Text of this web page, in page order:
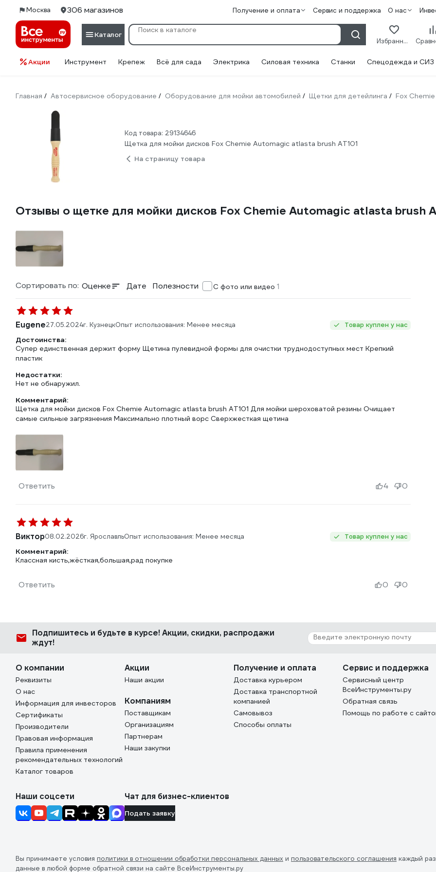
Москва 306 магазинов Получение и оплата Сервис и поддержка О нас
Каталог
Избранное
Акции Инструмент Крепеж Всё для сада Электрика Силовая техника Станки Спецодежда и СИЗ
Главная / Автосервисное оборудование / Оборудование для мойки автомобилей / Щетки для детейлинга / Fox Chemie
Код товара: 29134646
Щетка для мойки дисков Fox Chemie Automagic atlasta brush AT101
На страницу товара
Отзывы о щетке для мойки дисков Fox Chemie Automagic atlasta brush
Сортировать по: Оценке Дате Полезности С фото или видео 1
Eugene27.05.2024г. КузнецкОпыт использования: Менее месяца Товар куплен у нас
Достоинства:
Супер единственная держит форму Щетина пулевидной формы для очистки труднодоступных мест Крепкий
пластик
Недостатки:
Нет не обнаружил.
Комментарий:
Щетка для мойки дисков Fox Chemie Automagic atlasta brush AT101 Для мойки шероховатой резины Очищает
самые сильные загрязнения Максимально плотный ворс Сверхжесткая щетина
Ответить 4 0
Виктор08.02.2026г. ЯрославльОпыт использования: Менее месяца Товар куплен у нас
Комментарий:
Классная кисть,жёсткая,большая,рад покупке
Ответить 0 0
Подпишитесь и будьте в курсе! Акции, скидки, распродажи
ждут!
О компании
Реквизиты
О нас
Информация для инвесторов
Сертификаты
Производители
Правовая информация
Правила применения
рекомендательных технологий
Каталог товаров
Акции
Наши акции
Компаниям
Поставщикам
Организациям
Партнерам
Наши закупки
Получение и оплата
Доставка курьером
Доставка транспортной
компанией
Самовывоз
Способы оплаты
Сервис и поддержка
Сервисный центр
ВсеИнструменты.ру
Обратная связь
Помощь по работе с
Наши соцсети Чат для бизнес-клиентов
Подать заявку
Вы принимаете условия политики в отношении обработки персональных данных и пользовательского соглашения каждый
данные в любой форме обратной связи на сайте ВсеИнструменты.ру